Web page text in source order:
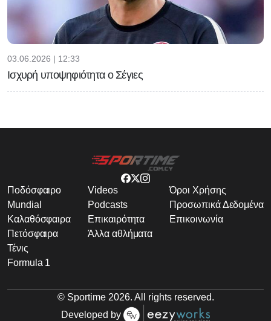
03.06.2026 | 12:33
Ισχυρή υποψηφιότητα ο Σέγιες
Ποδόσφαιρο
Mundial
Καλαθόσφαιρα
Πετόσφαιρα
Τένις
Formula 1
Videos
Podcasts
Επικαιρότητα
Άλλα αθλήματα
Όροι Χρήσης
Προσωπικά Δεδομένα
Επικοινωνία
© Sportime 2026. All rights reserved.
Developed by